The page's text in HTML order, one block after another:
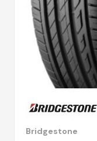
Bridgestone